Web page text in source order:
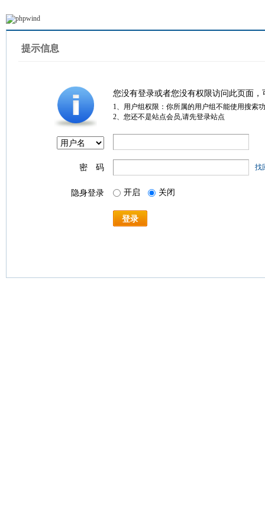
提示信息
您没有登录或者您没有权限访问此页面
1、用户组权限：你所属的用户组不能使用搜索
2、您还不是站点会员,请先登录站点
密 码 找
隐身登录 开启 关闭
登录